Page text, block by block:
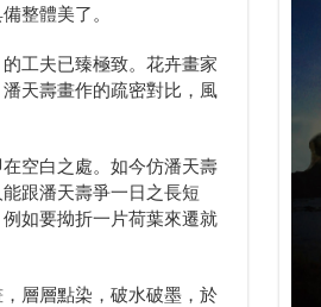
整體美了。
工夫已臻極致。花卉畫家
天壽畫作的疏密對比，風
空白之處。如今仿潘天壽
跟潘天壽爭一日之長短
如要拗折一片荷葉來遷就
層層點染，破水破墨，於